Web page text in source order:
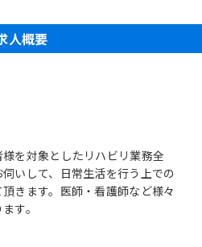
人概要
を対象としたリハビリ業務全
いして、日常生活を行う上での
きます。医師・看護師など様々
す。